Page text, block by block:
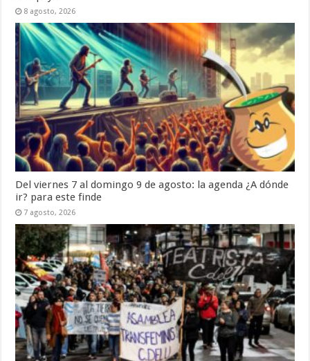
8 agosto, 2026
Del viernes 7 al domingo 9 de agosto: la agenda ¿A dónde
ir? para este finde
7 agosto, 2026